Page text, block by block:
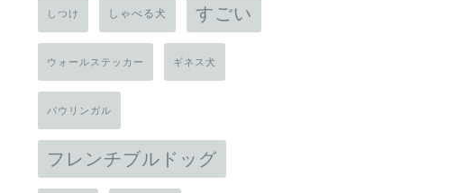
しつけ しゃべる犬 すごい
ウォールステッカー ギネス犬
バウリンガル
フレンチブルドッグ